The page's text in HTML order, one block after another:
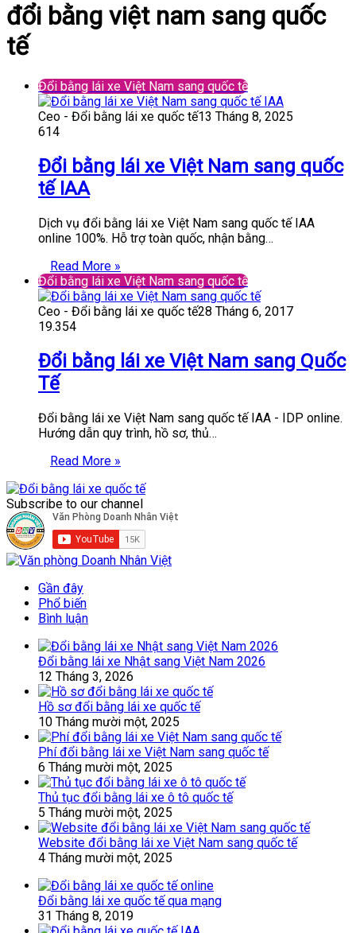
đổi bằng việt nam sang quốc
tế
Đổi bằng lái xe Việt Nam sang quốc tế
Ceo - Đổi bằng lái xe quốc tế13 Tháng 8, 2025
614
Đổi bằng lái xe Việt Nam sang quốc
tế IAA
Dịch vụ đổi bằng lái xe Việt Nam sang quốc tế IAA
online 100%. Hỗ trợ toàn quốc, nhận bằng…
Read More »
Đổi bằng lái xe Việt Nam sang quốc tế
Ceo - Đổi bằng lái xe quốc tế28 Tháng 6, 2017
19.354
Đổi bằng lái xe Việt Nam sang Quốc
Tế
Đổi bằng lái xe Việt Nam sang quốc tế IAA - IDP online.
Hướng dẫn quy trình, hồ sơ, thủ…
Read More »
Subscribe to our channel
Gần đây
Phổ biến
Bình luận
Đổi bằng lái xe Nhật sang Việt Nam 2026
12 Tháng 3, 2026
Hồ sơ đổi bằng lái xe quốc tế
10 Tháng mười một, 2025
Phí đổi bằng lái xe Việt Nam sang quốc tế
6 Tháng mười một, 2025
Thủ tục đổi bằng lái xe ô tô quốc tế
5 Tháng mười một, 2025
Website đổi bằng lái xe Việt Nam sang quốc tế
4 Tháng mười một, 2025
Đổi bằng lái xe quốc tế qua mạng
31 Tháng 8, 2019